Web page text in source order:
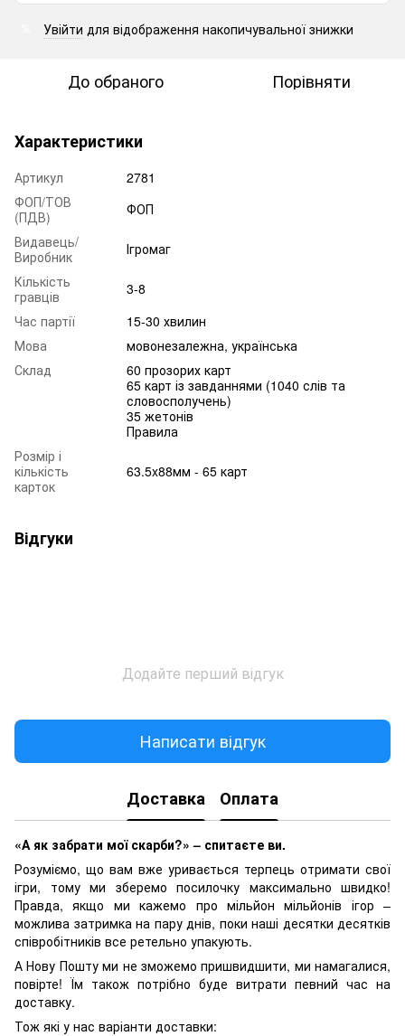
Увійти для відображення накопичувальної знижки
До обраного Порівняти
Характеристики
Артикул
2781
ФОП/ТОВ
(ПДВ)
ФОП
Видавець/
Виробник
Ігромаг
Кількість
гравців
3-8
Час партії
15-30 хвилин
Мова
мовонезалежна, українська
Склад
60 прозорих карт
65 карт із завданнями (1040 слів та
словосполучень)
35 жетонів
Правила
Розмір і
кількість
карток
63.5x88мм - 65 карт
Відгуки
Додайте перший відгук
Написати відгук
Доставка Оплата
«А як забрати мої скарби?» – спитаєте ви.
Розуміємо, що вам вже уривається терпець отримати свої
ігри, тому ми зберемо посилочку максимально швидко!
Правда, якщо ми кажемо про мільйон мільйонів ігор –
можлива затримка на пару днів, поки наші десятки десятків
співробітників все ретельно упакують.
А Нову Пошту ми не зможемо пришвидшити, ми намагалися,
повірте! Їм також потрібно буде витрати певний час на
доставку.
Тож які у нас варіанти доставки: